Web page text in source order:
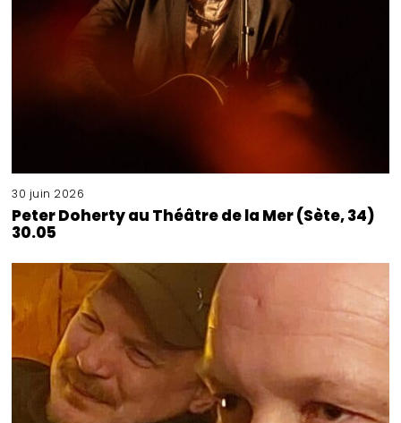
30 juin 2026
Peter Doherty au Théâtre de la Mer (Sète, 34)
30.05